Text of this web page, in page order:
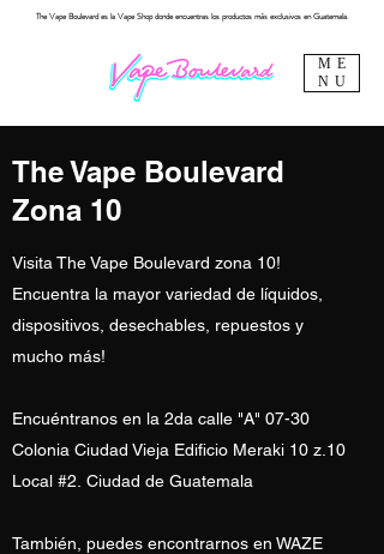
The Vape Boulevard es la Vape Shop donde encuentras los productos más exclusivos en Guatemala.
ME
NU
The Vape Boulevard
Zona 10
Visita The Vape Boulevard zona 10!
Encuentra la mayor variedad de líquidos,
dispositivos, desechables, repuestos y
mucho más!
Encuéntranos en la 2da calle "A" 07-30
Colonia Ciudad Vieja Edificio Meraki 10 z.10
Local #2. Ciudad de Guatemala
También, puedes encontrarnos en WAZE